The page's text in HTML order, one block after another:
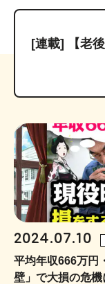
[連載] 【老
2024.07.10
平均年収666万円
壁」で大損の危